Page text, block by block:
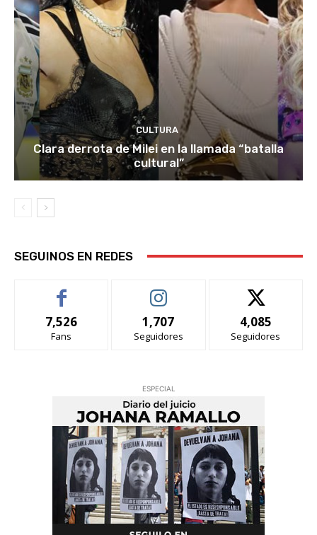
CULTURA
Clara derrota de Milei en la llamada “batalla
cultural”
SEGUINOS EN REDES
7,526
Fans
1,707
Seguidores
4,085
Seguidores
ESPECIAL